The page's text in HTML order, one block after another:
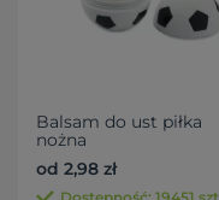
Balsam do ust piłka
nożna
od 2,98 zł